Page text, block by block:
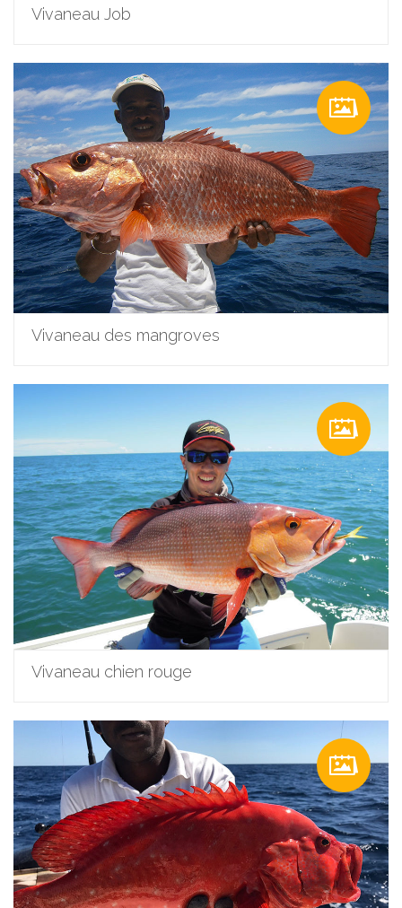
Vivaneau Job
Vivaneau des mangroves
Vivaneau chien rouge